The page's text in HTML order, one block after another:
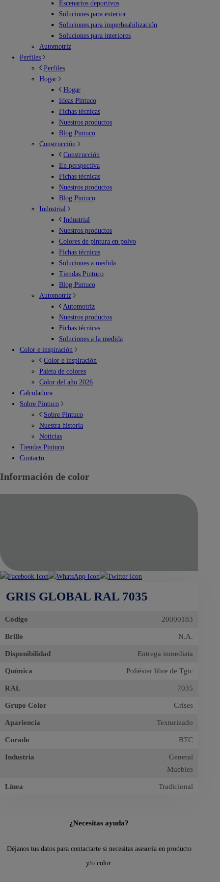
Escenarios deportivos
Soluciones para exterior
Soluciones para imperbeabilización
Soluciones para interiores
Automotriz
Perfiles
Perfiles
Hogar
Hogar
Ideas Pintuco
Fichas técnicas
Nuestros productos
Blog Pintuco
Construcción
Construcción
En perspectiva
Fichas técnicas
Nuestros productos
Blog Pintuco
Industrial
Industrial
Nuestros productos
Colores de pintura en polvo
Fichas técnicas
Soluciones a medida
Tiendas Pintuco
Blog Pintuco
Automotriz
Automotriz
Nuestros productos
Fichas técnicas
Soluciones a la medida
Color e inspiración
Color e inspiración
Paleta de colores
Color del año 2026
Calculadora
Sobre Pintuco
Sobre Pintuco
Nuestra historia
Noticias
Tiendas Pintuco
Contacto
Información de color
GRIS GLOBAL RAL 7035
Código 20000183
Brillo N.A.
Disponibilidad Entrega inmediata
Química Poliéster libre de Tgic
RAL 7035
Grupo Color Grises
Apariencia Texturizado
Curado BTC
Industria
General
Muebles
Línea Tradicional
¿Necesitas ayuda?
Déjanos tus datos para contactarte si necesitas asesoría en producto
y/o color.